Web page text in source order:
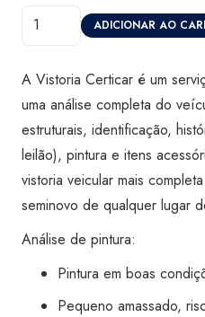
Vistoria
Vila
Carrão
quantidade
ADICIONAR AO
A Vistoria Certicar é um
uma análise completa do
estruturais, identificação,
leilão), pintura e itens
vistoria veicular mais
seminovo de qualquer lugar
Análise de pintura:
Pintura em boas
Pequeno amassado,